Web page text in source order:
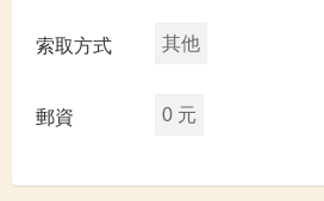
索取方式 其他
郵資 0 元